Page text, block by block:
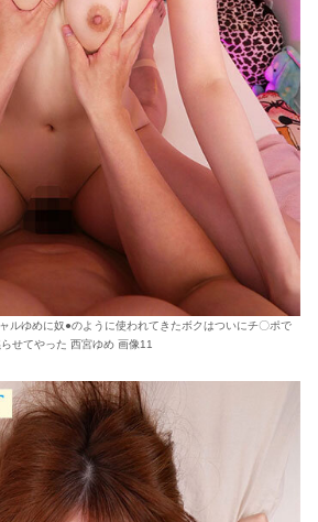
ルゆめに奴●のように使われてきたボクはついにチ〇ポで
せてやった 西宮ゆめ 画像11